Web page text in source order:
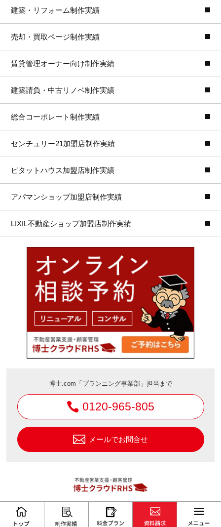
建築・リフォーム制作実績
売却・買取ページ制作実績
賃貸管理オーナー向け制作実績
建築請負・中古リノベ制作実績
総合コーポレート制作実績
センチュリー21加盟店制作実績
ピタットハウス加盟店制作実績
アパマンショップ加盟店制作実績
LIXIL不動産ショップ加盟店制作実績
博士.com「プランニング事業部」担当まで
0120-965-805
メールでお問合せ